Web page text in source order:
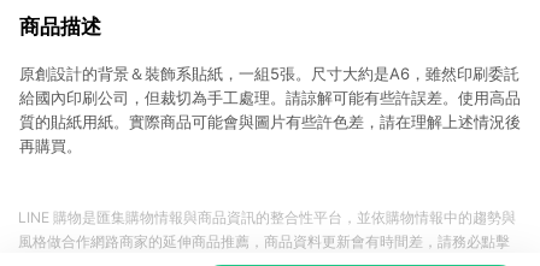
商品描述
原創設計的背景＆裝飾系貼紙，一組5張。尺寸大約是A6，雖然印刷委託
給國內印刷公司，但裁切為手工處理。請諒解可能有些許誤差。使用高品
質的貼紙用紙。實際商品可能會與圖片有些許色差，請在理解上述情況後
再購買。
LINE 購物是匯集購物情報與商品資訊的整合性平台，並依購物情報中的趨勢與
風格做合作網路商家的延伸商品推薦，商品資料更新會有時間差，請務必點擊